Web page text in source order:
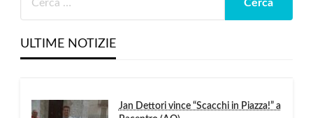
ULTIME NOTIZIE
Jan Dettori vince “Scacchi in Piazza!” a